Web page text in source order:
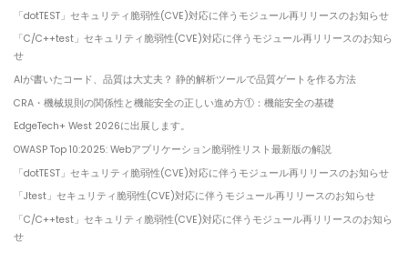
「dotTEST」セキュリティ脆弱性(CVE)対応に伴うモジュール再リリースのお知らせ
「C/C++test」セキュリティ脆弱性(CVE)対応に伴うモジュール再リリースのお知ら
せ
AIが書いたコード、品質は大丈夫？ 静的解析ツールで品質ゲートを作る方法
CRA・機械規則の関係性と機能安全の正しい進め方①：機能安全の基礎
EdgeTech+ West 2026に出展します。
OWASP Top 10:2025: Webアプリケーション脆弱性リスト最新版の解説
「dotTEST」セキュリティ脆弱性(CVE)対応に伴うモジュール再リリースのお知らせ
「Jtest」セキュリティ脆弱性(CVE)対応に伴うモジュール再リリースのお知らせ
「C/C++test」セキュリティ脆弱性(CVE)対応に伴うモジュール再リリースのお知ら
せ